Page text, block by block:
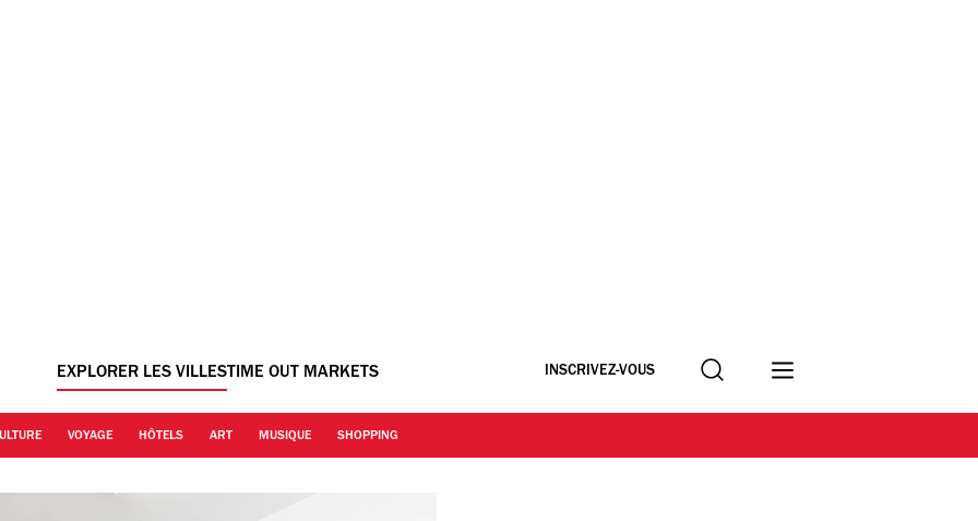
EXPLORER LES VILLESTIME OUT MARKETS INSCRIVEZ-VOUS Recherche
VOYAGE HÔTELS ART MUSIQUE SHOPPING